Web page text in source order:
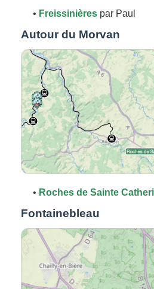
• Freissinières par Paul
Autour du Morvan
• Roches de Sainte
Fontainebleau